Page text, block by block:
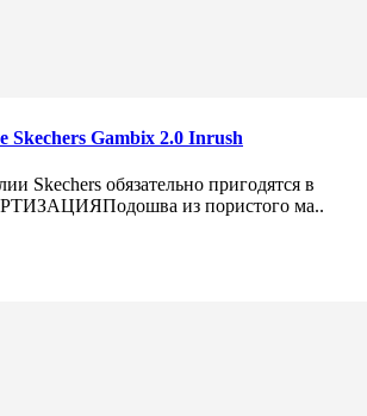
Skechers Gambix 2.0 Inrush
Skechers обязательно пригодятся в
из пористого ма..